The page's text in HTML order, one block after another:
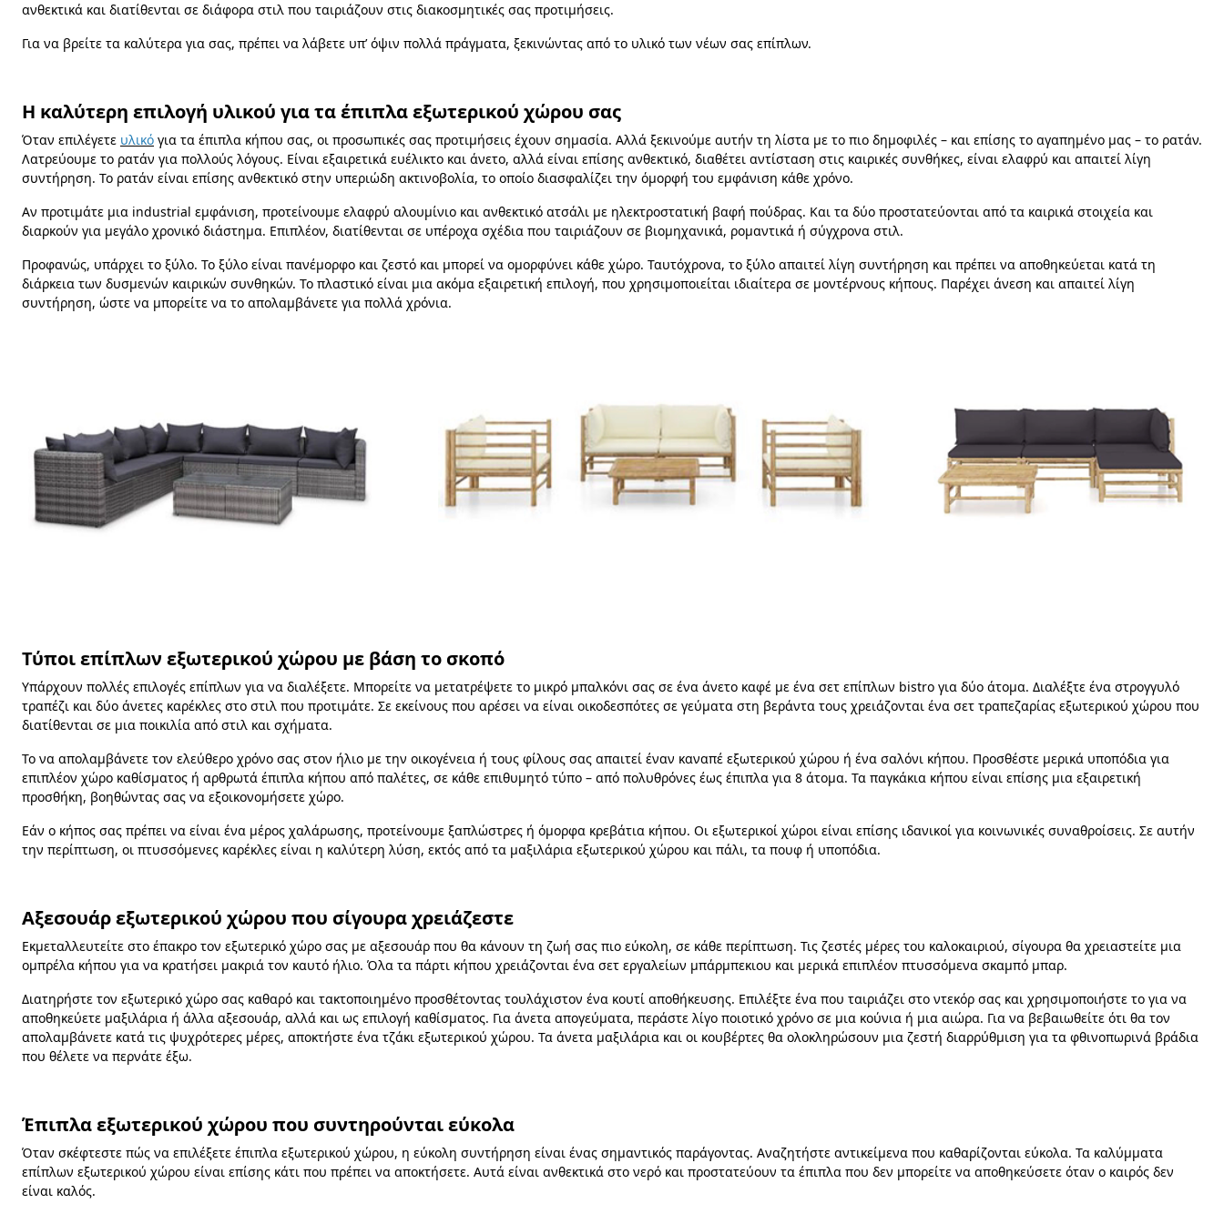
ανθεκτικά και διατίθενται σε διάφορα στιλ που ταιριάζουν στις διακοσμητικές σας προτιμήσεις.
Για να βρείτε τα καλύτερα για σας, πρέπει να λάβετε υπ’ όψιν πολλά πράγματα, ξεκινώντας από το υλικό των νέων σας επίπλων.
Η καλύτερη επιλογή υλικού για τα έπιπλα εξωτερικού χώρου σας
Όταν επιλέγετε υλικό για τα έπιπλα κήπου σας, οι προσωπικές σας προτιμήσεις έχουν σημασία. Αλλά ξεκινούμε αυτήν τη λίστα με το πιο δημοφιλές – και επίσης το αγαπημένο μας – το ρατάν.
Λατρεύουμε το ρατάν για πολλούς λόγους. Είναι εξαιρετικά ευέλικτο και άνετο, αλλά είναι επίσης ανθεκτικό, διαθέτει αντίσταση στις καιρικές συνθήκες, είναι ελαφρύ και απαιτεί λίγη
συντήρηση. Το ρατάν είναι επίσης ανθεκτικό στην υπεριώδη ακτινοβολία, το οποίο διασφαλίζει την όμορφή του εμφάνιση κάθε χρόνο.
Αν προτιμάτε μια industrial εμφάνιση, προτείνουμε ελαφρύ αλουμίνιο και ανθεκτικό ατσάλι με ηλεκτροστατική βαφή πούδρας. Και τα δύο προστατεύονται από τα καιρικά στοιχεία και
διαρκούν για μεγάλο χρονικό διάστημα. Επιπλέον, διατίθενται σε υπέροχα σχέδια που ταιριάζουν σε βιομηχανικά, ρομαντικά ή σύγχρονα στιλ.
Προφανώς, υπάρχει το ξύλο. Το ξύλο είναι πανέμορφο και ζεστό και μπορεί να ομορφύνει κάθε χώρο. Ταυτόχρονα, το ξύλο απαιτεί λίγη συντήρηση και πρέπει να αποθηκεύεται κατά τη
διάρκεια των δυσμενών καιρικών συνθηκών. Το πλαστικό είναι μια ακόμα εξαιρετική επιλογή, που χρησιμοποιείται ιδιαίτερα σε μοντέρνους κήπους. Παρέχει άνεση και απαιτεί λίγη
συντήρηση, ώστε να μπορείτε να το απολαμβάνετε για πολλά χρόνια.
Τύποι επίπλων εξωτερικού χώρου με βάση το σκοπό
Υπάρχουν πολλές επιλογές επίπλων για να διαλέξετε. Μπορείτε να μετατρέψετε το μικρό μπαλκόνι σας σε ένα άνετο καφέ με ένα σετ επίπλων bistro για δύο άτομα. Διαλέξτε ένα στρογγυλό
τραπέζι και δύο άνετες καρέκλες στο στιλ που προτιμάτε. Σε εκείνους που αρέσει να είναι οικοδεσπότες σε γεύματα στη βεράντα τους χρειάζονται ένα σετ τραπεζαρίας εξωτερικού χώρου που
διατίθενται σε μια ποικιλία από στιλ και σχήματα.
Το να απολαμβάνετε τον ελεύθερο χρόνο σας στον ήλιο με την οικογένεια ή τους φίλους σας απαιτεί έναν καναπέ εξωτερικού χώρου ή ένα σαλόνι κήπου. Προσθέστε μερικά υποπόδια για
επιπλέον χώρο καθίσματος ή αρθρωτά έπιπλα κήπου από παλέτες, σε κάθε επιθυμητό τύπο – από πολυθρόνες έως έπιπλα για 8 άτομα. Τα παγκάκια κήπου είναι επίσης μια εξαιρετική
προσθήκη, βοηθώντας σας να εξοικονομήσετε χώρο.
Εάν ο κήπος σας πρέπει να είναι ένα μέρος χαλάρωσης, προτείνουμε ξαπλώστρες ή όμορφα κρεβάτια κήπου. Οι εξωτερικοί χώροι είναι επίσης ιδανικοί για κοινωνικές συναθροίσεις. Σε αυτήν
την περίπτωση, οι πτυσσόμενες καρέκλες είναι η καλύτερη λύση, εκτός από τα μαξιλάρια εξωτερικού χώρου και πάλι, τα πουφ ή υποπόδια.
Αξεσουάρ εξωτερικού χώρου που σίγουρα χρειάζεστε
Εκμεταλλευτείτε στο έπακρο τον εξωτερικό χώρο σας με αξεσουάρ που θα κάνουν τη ζωή σας πιο εύκολη, σε κάθε περίπτωση. Τις ζεστές μέρες του καλοκαιριού, σίγουρα θα χρειαστείτε μια
ομπρέλα κήπου για να κρατήσει μακριά τον καυτό ήλιο. Όλα τα πάρτι κήπου χρειάζονται ένα σετ εργαλείων μπάρμπεκιου και μερικά επιπλέον πτυσσόμενα σκαμπό μπαρ.
Διατηρήστε τον εξωτερικό χώρο σας καθαρό και τακτοποιημένο προσθέτοντας τουλάχιστον ένα κουτί αποθήκευσης. Επιλέξτε ένα που ταιριάζει στο ντεκόρ σας και χρησιμοποιήστε το για να
αποθηκεύετε μαξιλάρια ή άλλα αξεσουάρ, αλλά και ως επιλογή καθίσματος. Για άνετα απογεύματα, περάστε λίγο ποιοτικό χρόνο σε μια κούνια ή μια αιώρα. Για να βεβαιωθείτε ότι θα τον
απολαμβάνετε κατά τις ψυχρότερες μέρες, αποκτήστε ένα τζάκι εξωτερικού χώρου. Τα άνετα μαξιλάρια και οι κουβέρτες θα ολοκληρώσουν μια ζεστή διαρρύθμιση για τα φθινοπωρινά βράδια
που θέλετε να περνάτε έξω.
Έπιπλα εξωτερικού χώρου που συντηρούνται εύκολα
Όταν σκέφτεστε πώς να επιλέξετε έπιπλα εξωτερικού χώρου, η εύκολη συντήρηση είναι ένας σημαντικός παράγοντας. Αναζητήστε αντικείμενα που καθαρίζονται εύκολα. Τα καλύμματα
επίπλων εξωτερικού χώρου είναι επίσης κάτι που πρέπει να αποκτήσετε. Αυτά είναι ανθεκτικά στο νερό και προστατεύουν τα έπιπλα που δεν μπορείτε να αποθηκεύσετε όταν ο καιρός δεν
είναι καλός.